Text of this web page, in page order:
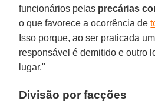
funcionários pelas precárias
o que favorece a ocorrência de
Isso porque, ao ser praticada
responsável é demitido e outro
lugar."
Divisão por facções